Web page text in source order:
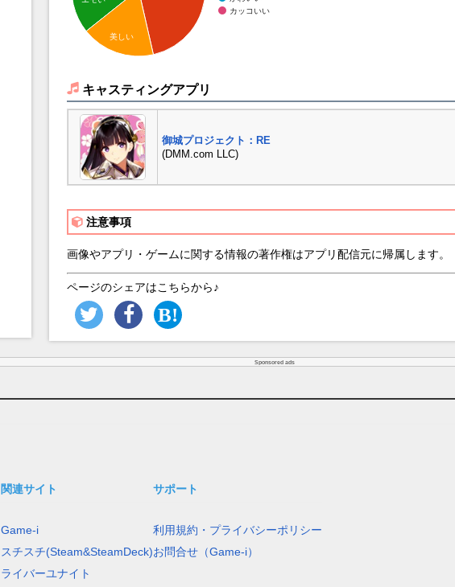
カッコいい
美しい
キャスティングアプリ
御城プロジェクト：RE
(DMM.com LLC)
注意事項
画像やアプリ・ゲームに関する情報の著作権はアプリ配信元に帰属します。
ページのシェアはこちらから♪
Sponsored ads
関連サイト
Game-i
スチスチ(Steam&SteamDeck)
ライバーユナイト
サポート
利用規約・プライバシーポリシー
お問合せ（Game-i）